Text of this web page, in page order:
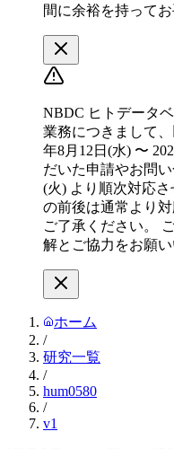
間に余裕を持って
NBDC ヒトデータ
業務につきまして
年8月12日(水) 〜
だいた申請やお問
(火) より順次対応
の前後は通常より
ご了承ください。
解とご協力をお願い
ホーム
/
研究一覧
/
hum0580
/
v1